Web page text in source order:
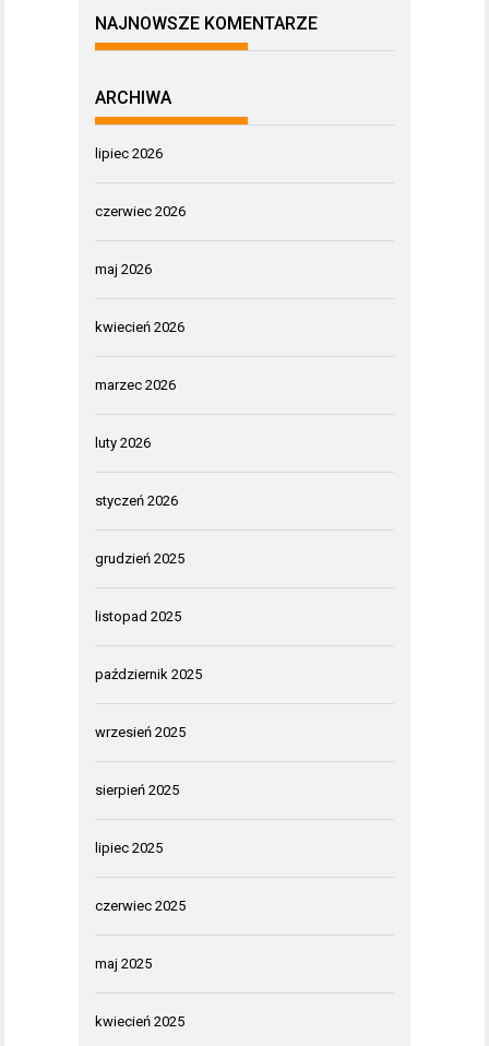
NAJNOWSZE KOMENTARZE
ARCHIWA
lipiec 2026
czerwiec 2026
maj 2026
kwiecień 2026
marzec 2026
luty 2026
styczeń 2026
grudzień 2025
listopad 2025
październik 2025
wrzesień 2025
sierpień 2025
lipiec 2025
czerwiec 2025
maj 2025
kwiecień 2025